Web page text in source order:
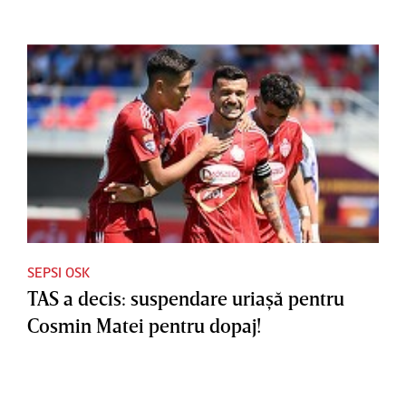
SEPSI OSK
TAS a decis: suspendare uriaşă pentru
Cosmin Matei pentru dopaj!